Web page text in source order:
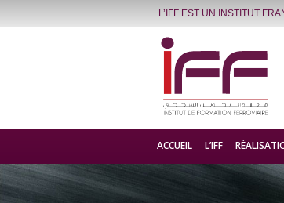
L’IFF EST UN INSTITUT
ACCUEIL L’IFF